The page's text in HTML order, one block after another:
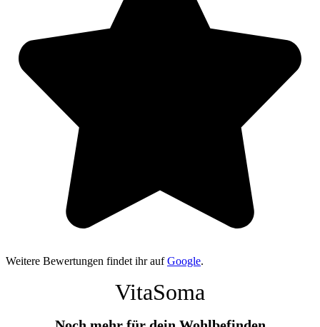
Weitere Bewertungen findet ihr aufGoogle.
VitaSoma